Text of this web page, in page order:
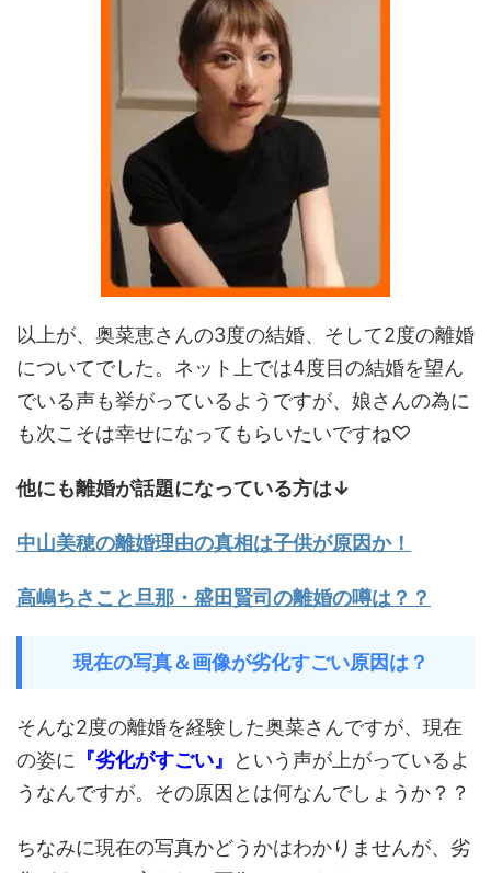
以上が、奥菜恵さんの3度の結婚、そして2度の離婚
についてでした。ネット上では4度目の結婚を望ん
でいる声も挙がっているようですが、娘さんの為に
も次こそは幸せになってもらいたいですね♡
他にも離婚が話題になっている方は↓
中山美穂の離婚理由の真相は子供が原因か！
高嶋ちさこと旦那・盛田賢司の離婚の噂は？？
現在の写真＆画像が劣化すごい原因は？
そんな2度の離婚を経験した奥菜さんですが、現在
の姿に 『劣化がすごい』
という声が上がっているよ
うなんですが。その原因とは何なんでしょうか？？
ちなみに現在の写真かどうかはわかりませんが、劣